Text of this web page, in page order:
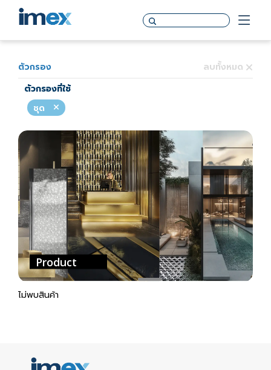
ตัวกรอง
ลบทั้งหมด
ตัวกรองที่ใช้
ชุด
Product
ไม่พบสินค้า